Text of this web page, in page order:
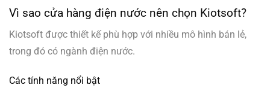
Vì sao cửa hàng điện nước nên chọn Kiotsoft?
Kiotsoft được thiết kế phù hợp với nhiều mô hình bán lẻ,
trong đó có ngành điện nước.
Các tính năng nổi bật